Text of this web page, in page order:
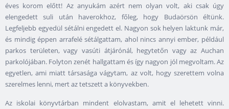
éves korom előtt! Az anyukám azért nem olyan volt, aki csak úgy
elengedett suli után haverokhoz, főleg, hogy Budaörsön éltünk.
Legfeljebb egyedül sétálni engedett el. Nagyon sok helyen laktunk már,
és mindig éppen arrafelé sétálgattam, ahol nincs annyi ember, például
parkos területen, vagy vasúti átjárónál, hegytetőn vagy az Auchan
parkolójában. Folyton zenét hallgattam és így nagyon jól megvoltam. Az
egyetlen, ami miatt társasága vágytam, az volt, hogy szerettem volna
szerelmes lenni, mert az tetszett a könyvekben.
Az iskolai könyvtárban mindent elolvastam, amit el lehetett vinni.